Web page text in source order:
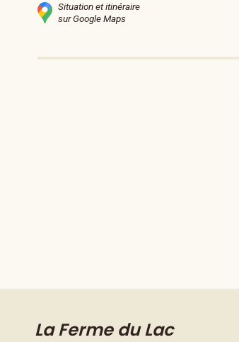
Situation et itinéraire
sur Google Maps
La Ferme du Lac